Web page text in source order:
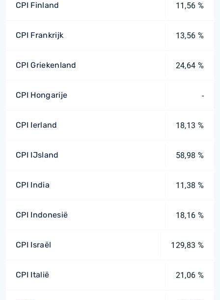
CPI Finland 11,56 %
CPI Frankrijk 13,56 %
CPI Griekenland 24,64 %
CPI Hongarije -
CPI Ierland 18,13 %
CPI IJsland 58,98 %
CPI India 11,38 %
CPI Indonesië 18,16 %
CPI Israël 129,83 %
CPI Italië 21,06 %